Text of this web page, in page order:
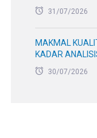
31/07/2026
MAKMAL
KADAR
30/07/2026